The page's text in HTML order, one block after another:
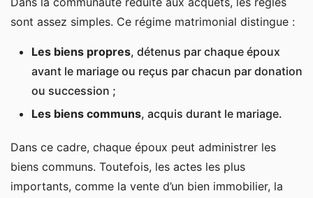
sont assez simples. Ce régime matrimonial distingue :
Les biens propres, détenus par chaque époux
avant le mariage ou reçus par chacun par donation
ou succession ;
Les biens communs, acquis durant le mariage.
Dans ce cadre, chaque époux peut administrer les
biens communs. Toutefois, les actes les plus
importants, comme la vente d’un bien immobilier, la